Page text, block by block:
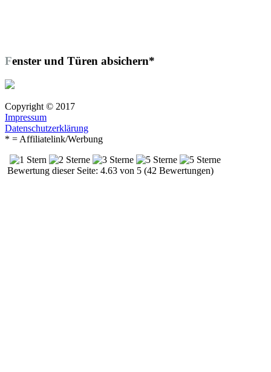
Fenster und Türen absichern*
Copyright © 2017
Impressum
Datenschutzerklärung
* = Affiliatelink/Werbung
Bewertung dieser Seite: 4.63 von 5 (42 Bewertungen)